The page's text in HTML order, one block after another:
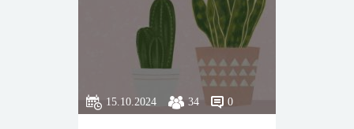
15.10.2024 34 0